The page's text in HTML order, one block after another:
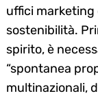
uffici marketing
sostenibilità.
spirito, è
“spontanea
multinazionali,